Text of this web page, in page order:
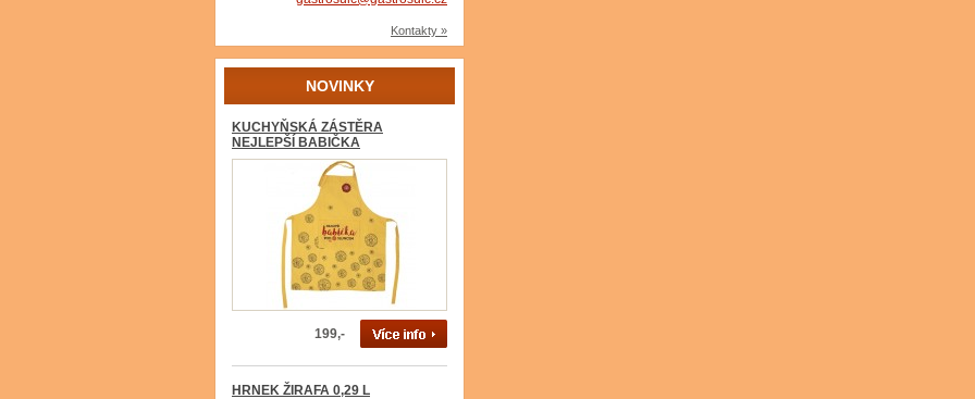
Kontakty »
NOVINKY
KUCHYŇSKÁ ZÁSTĚRA
NEJLEPŠÍ BABIČKA
199,-
HRNEK ŽIRAFA 0,29 L